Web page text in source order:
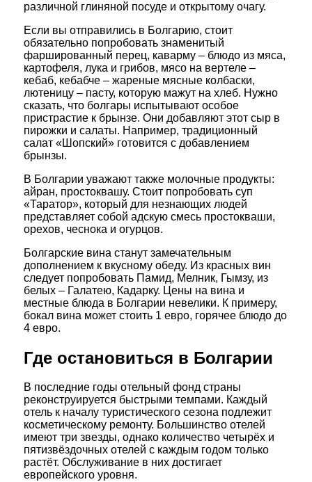
различной глиняной посуде и открытому очагу.
Если вы отправились в Болгарию, стоит
обязательно попробовать знаменитый
фаршированный перец, каварму – блюдо из мяса,
картофеля, лука и грибов, мясо на вертеле –
кебаб, кебабче – жареные мясные колбаски,
лютеницу – пасту, которую мажут на хлеб. Нужно
сказать, что болгары испытывают особое
пристрастие к брынзе. Они добавляют этот сыр в
пирожки и салаты. Например, традиционный
салат «Шопский» готовится с добавлением
брынзы.
В Болгарии уважают также молочные продукты:
айран, простоквашу. Стоит попробовать суп
«Таратор», который для незнающих людей
представляет собой адскую смесь простокваши,
орехов, чеснока и огурцов.
Болгарские вина станут замечательным
дополнением к вкусному обеду. Из красных вин
следует попробовать Памид, Мелник, Гымзу, из
белых – Галатею, Кадарку. Цены на вина и
местные блюда в Болгарии невелики. К примеру,
бокал вина может стоить 1 евро, горячее блюдо до
4 евро.
Где остановиться в Болгарии
В последние годы отельный фонд страны
реконструируется быстрыми темпами. Каждый
отель к началу туристического сезона подлежит
косметическому ремонту. Большинство отелей
имеют три звезды, однако количество четырёх и
пятизвёздочных отелей с каждым годом только
растёт. Обслуживание в них достигает
европейского уровня.